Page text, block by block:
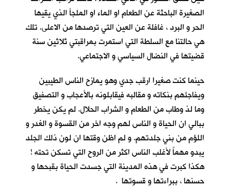
الصغيرة الباحثة عن الطعام او الماء او الملجأ الذي يقيها
الحر و البرد ، غافلة عن العين التي ترصدها من الاعلى. تلك
هي حالتنا مع السلطة التي استمرت بمراقبتي ثلاثين سنة
قضيتها في النضال السياسي و الاجتماعي.
حينما كنت صغيرا ارقب جدي وهو يمازح الناس الطيبين
ويفاجئهم بنكاته و مقالبه فيقابلونه بالأعجاب و التصفيق
وما لذ وطاب من الطعام و الشراب الحلال. لم يكن يخطر
ببالي ان الحياة و الناس لهم وجه اخر من القسوة و الغدر و
اللؤم من بني جلدتهم. و لم اظن وقتها ان لون ذلك الجلد
يبدو مهماً لأغلب الناس اكثر من الروح التي تسكن تحته !
هكذا كبرت في هذه المدينة التي جسدت الحياة بقبحها و
حسنها ، ببراءتها و قسوتها .